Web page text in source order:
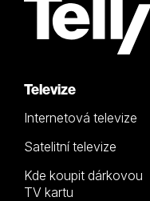
Televize
Internetová televize
Satelitní televize
Kde koupit dárkovou
TV kartu